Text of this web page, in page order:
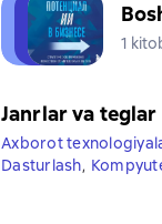
1
Janrlar va teglar
Axborot
Dasturlash,